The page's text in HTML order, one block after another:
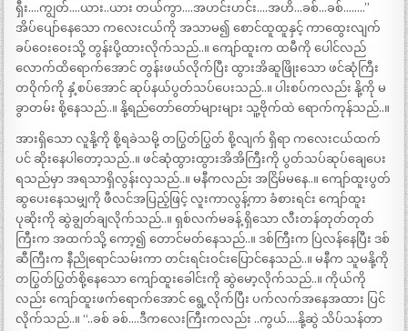
ရှီး….ကျွတ်….ယား..ယား တယ်ကွာ….အဟင်းဟင်း….အဟိ…ခစ်…ခစ်……..”
အိပ်ပျော်နေသော ကလေးငယ်ကို အသာမ၍ စောင်ထူထူနှင့် ကာထွေးလျက်
ခပ်ဝေးဝေးသို့ တွန်းပို့ထားလိုက်သည်..။ ကျော်ထူးက ထမီကို ပေါင်လည်
လောက်ထိရောက်အောင် တွန်းဖယ်လိုက်ပြီး ထွားအိဆူဖြိုးသော ဖင်ဆုံကြီး
တဝိုက်ကို နှံ့စပ်အောင် ဆုပ်နယ်ပွတ်သပ်ပေးသည်..။ ပါးစပ်ကလည်း နို့ကို မ
ခွာတမ်း စို့နေသည်..။ နို့ရည်တော်တော်များများ သူ့ဗိုက်ထဲ ရောက်ကုန်သည်..။
အားရှိသော လူနို့ကို စို့ရခဲသမို့ တပြွတ်ပြွတ် စို့လျက် ရှိရာ ကလေးငယ်ထက်
ပင် ဆိုးနေပါတော့သည်..။ ဖင်ဆုံထွားထွားအိအိကြီးကို ပွတ်သပ်ဆုပ်ချေပေး
ရသည်မှာ အရသာရှိလွန်းလှသည်..။ မနီကလည်း အငြိမ်မနေ..။ ကျော်ထူးပွတ်
ဆွပေးနေသမျှကို ဖီလင်အပြည့်ဖြင့် လူးကာလွန့်ကာ ခံစားရင်း ကျော်ထူး
ပုဆိုးကို ဆွဲချွတ်ချလိုက်သည်..။ ရှစ်လက်မခန့် ရှိသော လီးတန်တုတ်တုတ်
ကြီးက အထက်သို့ ကော့၍ တောင်မတ်နေသည်..။ ဒစ်ကြီးက ပြဲလန်နေပြီး ဒစ်
ဆီကြီးက နီညိုရောင်သမ်းကာ တင်းရင်းဝင်းပြောင်နေသည်..။ မနီက သူမနို့ကို
တပြွတ်ပြွတ်စို့နေသော ကျော်ထူးခေါင်းကို ဆွဲမော့လိုက်သည်..။ ကိုယ်ကို
လည်း ကျော်ထူးဖက်ရောက်အောင် ရွေ့လိုက်ပြီး ပက်လက်အနေအထား ပြင်
လိုက်သည်..။ “..ခစ် ခစ်….ဒီကလေးကြီးကလည်း ..ကွယ်….နို့ဆွဲ သိပ်သန်တာ